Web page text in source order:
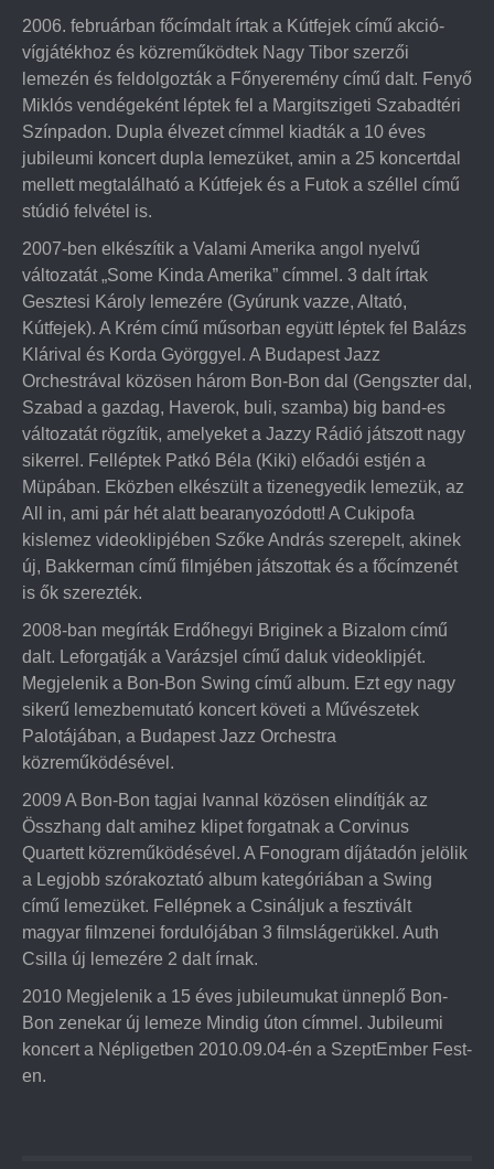
2006. februárban főcímdalt írtak a Kútfejek című akció-
vígjátékhoz és közreműködtek Nagy Tibor szerzői
lemezén és feldolgozták a Főnyeremény című dalt. Fenyő
Miklós vendégeként léptek fel a Margitszigeti Szabadtéri
Színpadon. Dupla élvezet címmel kiadták a 10 éves
jubileumi koncert dupla lemezüket, amin a 25 koncertdal
mellett megtalálható a Kútfejek és a Futok a széllel című
stúdió felvétel is.
2007-ben elkészítik a Valami Amerika angol nyelvű
változatát „Some Kinda Amerika” címmel. 3 dalt írtak
Gesztesi Károly lemezére (Gyúrunk vazze, Altató,
Kútfejek). A Krém című műsorban együtt léptek fel Balázs
Klárival és Korda Györggyel. A Budapest Jazz
Orchestrával közösen három Bon-Bon dal (Gengszter dal,
Szabad a gazdag, Haverok, buli, szamba) big band-es
változatát rögzítik, amelyeket a Jazzy Rádió játszott nagy
sikerrel. Felléptek Patkó Béla (Kiki) előadói estjén a
Müpában. Eközben elkészült a tizenegyedik lemezük, az
All in, ami pár hét alatt bearanyozódott! A Cukipofa
kislemez videoklipjében Szőke András szerepelt, akinek
új, Bakkerman című filmjében játszottak és a főcímzenét
is ők szerezték.
2008-ban megírták Erdőhegyi Briginek a Bizalom című
dalt. Leforgatják a Varázsjel című daluk videoklipjét.
Megjelenik a Bon-Bon Swing című album. Ezt egy nagy
sikerű lemezbemutató koncert követi a Művészetek
Palotájában, a Budapest Jazz Orchestra
közreműködésével.
2009 A Bon-Bon tagjai Ivannal közösen elindítják az
Összhang dalt amihez klipet forgatnak a Corvinus
Quartett közreműködésével. A Fonogram díjátadón jelölik
a Legjobb szórakoztató album kategóriában a Swing
című lemezüket. Fellépnek a Csináljuk a fesztivált
magyar filmzenei fordulójában 3 filmslágerükkel. Auth
Csilla új lemezére 2 dalt írnak.
2010 Megjelenik a 15 éves jubileumukat ünneplő Bon-
Bon zenekar új lemeze Mindig úton címmel. Jubileumi
koncert a Népligetben 2010.09.04-én a SzeptEmber Fest-
en.